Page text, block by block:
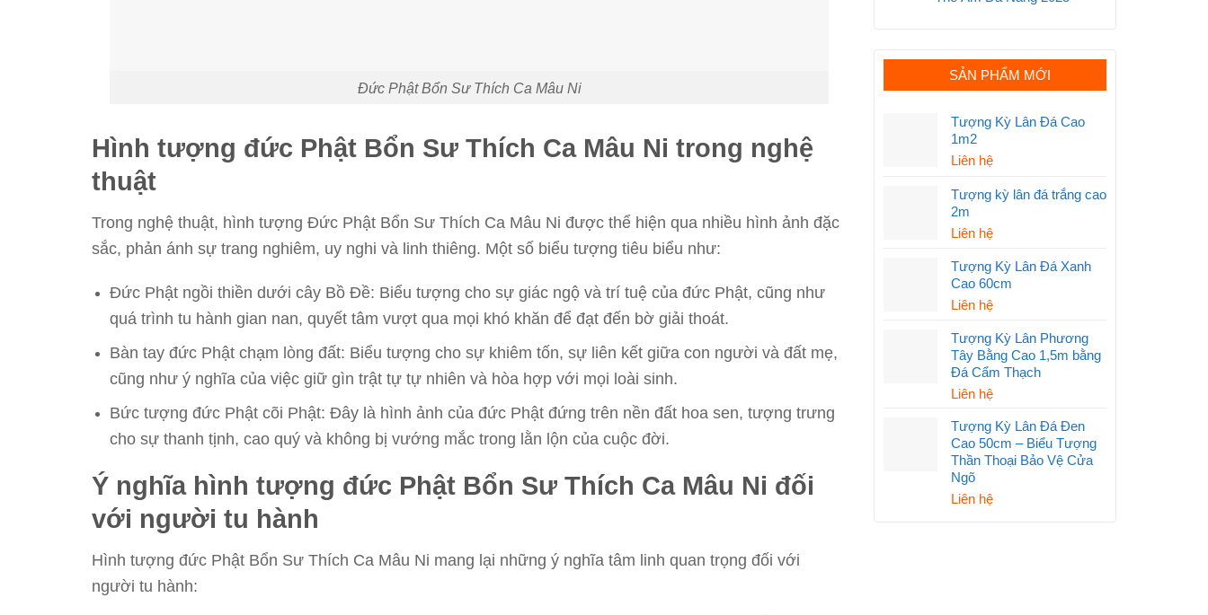
Đức Phật Bổn Sư Thích Ca Mâu Ni
Hình tượng đức Phật Bổn Sư Thích Ca Mâu Ni trong nghệ
thuật
Trong nghệ thuật, hình tượng Đức Phật Bổn Sư Thích Ca Mâu Ni được thể hiện qua nhiều hình ảnh đặc
sắc, phản ánh sự trang nghiêm, uy nghi và linh thiêng. Một số biểu tượng tiêu biểu như:
Đức Phật ngồi thiền dưới cây Bồ Đề: Biểu tượng cho sự giác ngộ và trí tuệ của đức Phật, cũng như
quá trình tu hành gian nan, quyết tâm vượt qua mọi khó khăn để đạt đến bờ giải thoát.
Bàn tay đức Phật chạm lòng đất: Biểu tượng cho sự khiêm tốn, sự liên kết giữa con người và đất mẹ,
cũng như ý nghĩa của việc giữ gìn trật tự tự nhiên và hòa hợp với mọi loài sinh.
Bức tượng đức Phật cõi Phật: Đây là hình ảnh của đức Phật đứng trên nền đất hoa sen, tượng trưng
cho sự thanh tịnh, cao quý và không bị vướng mắc trong lằn lộn của cuộc đời.
Ý nghĩa hình tượng đức Phật Bổn Sư Thích Ca Mâu Ni đối
với người tu hành
Hình tượng đức Phật Bổn Sư Thích Ca Mâu Ni mang lại những ý nghĩa tâm linh quan trọng đối với
người tu hành:
SẢN PHẨM MỚI
Tượng Kỳ Lân Đá Cao
1m2
Liên hệ
Tượng kỳ lân đá trắng cao
2m
Liên hệ
Tượng Kỳ Lân Đá Xanh
Cao 60cm
Liên hệ
Tượng Kỳ Lân Phương
Tây Bằng Cao 1,5m bằng
Đá Cẩm Thạch
Liên hệ
Tượng Kỳ Lân Đá Đen
Cao 50cm – Biểu Tượng
Thần Thoại Bảo Vệ Cửa
Ngõ
Liên hệ